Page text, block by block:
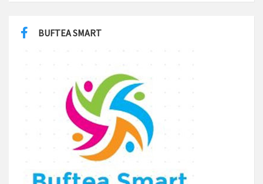
BUFTEA SMART